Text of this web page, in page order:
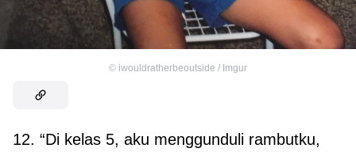
© iwouldratherbeoutside / Imgur
12. “Di kelas 5, aku menggunduli rambutku,